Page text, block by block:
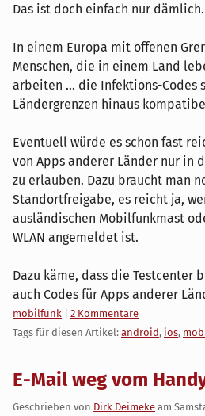
Das ist doch einfach nur dämlich.
In einem Europa mit offenen
Menschen, die in einem Land
arbeiten ... die Infektions-Codes
Ländergrenzen hinaus
Eventuell würde es schon fast
von Apps anderer Länder nur in
zu erlauben. Dazu braucht man
Standortfreigabe, es reicht ja,
ausländischen Mobilfunkmast
WLAN angemeldet ist.
Dazu käme, dass die Testcenter
auch Codes für Apps anderer
Kategorien:
mobilfunk
2 Kommentare
Tags für diesen Artikel: android, ios,
E-Mail weg vom
Geschrieben von Dirk Deimeke am